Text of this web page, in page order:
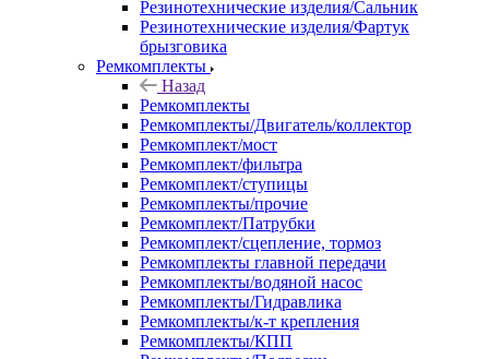
Резинотехнические изделия/Сальник
Резинотехнические изделия/Фартук
брызговика
Ремкомплекты
Назад
Ремкомплекты
Ремкомплекты/Двигатель/коллектор
Ремкомплект/мост
Ремкомплект/фильтра
Ремкомплект/ступицы
Ремкомплекты/прочие
Ремкомплект/Патрубки
Ремкомплект/сцепление, тормоз
Ремкомплекты главной передачи
Ремкомплекты/водяной насос
Ремкомплекты/Гидравлика
Ремкомплекты/к-т крепления
Ремкомплекты/КПП